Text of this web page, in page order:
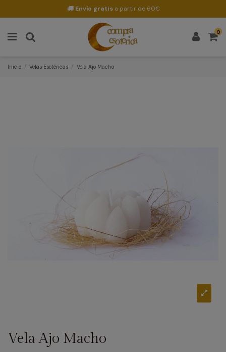
Envío gratis a partir de 60€
0
Inicio Velas Esotéricas Vela Ajo Macho
Vela Ajo Macho